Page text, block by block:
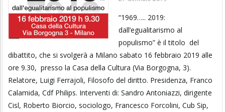
“1969….. 2019:
dall’egualitarismo al
populismo” è il titolo del
dibattito, che si svolgerà a Milano sabato 16 febbraio 2019 alle
ore 9.30, presso la Casa della Cultura (Via Borgogna, 3).
Relatore, Luigi Ferrajoli, Filosofo del diritto. Presidenza, Franco
Calamida, Cdf Philips. Interventi di: Sandro Antoniazzi, dirigente
Cisl, Roberto Biorcio, sociologo, Francesco Forcolini, Cub Sip,